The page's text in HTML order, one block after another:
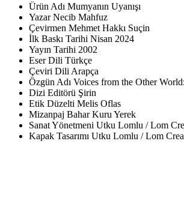
Ürün Adı Mumyanın Uyanışı
Yazar Necib Mahfuz
Çevirmen Mehmet Hakkı Suçin
İlk Baskı Tarihi Nisan 2024
Yayın Tarihi 2002
Eser Dili Türkçe
Çeviri Dili Arapça
Özgün Adı Voices from the Other
Dizi Editörü Şirin
Etik Düzelti Melis Oflas
Mizanpaj Bahar Kuru Yerek
Sanat Yönetmeni Utku Lomlu / Lom
Kapak Tasarımı Utku Lomlu / Lom